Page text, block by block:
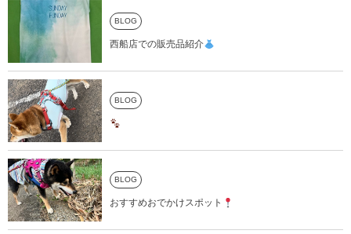
BLOG
西船店での販売品紹介
BLOG
BLOG
おすすめおでかけスポット